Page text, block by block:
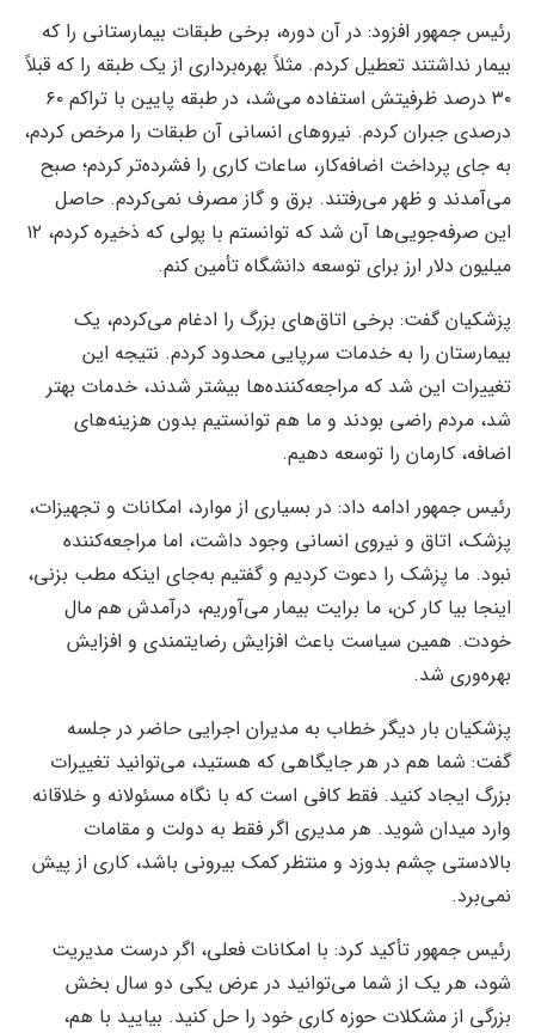
رئیس جمهور افزود: در آن دوره، برخی طبقات بیمارستانی را که
بیمار نداشتند تعطیل کردم. مثلاً بهره‌برداری از یک طبقه را که قبلاً
۳۰ درصد ظرفیتش استفاده می‌شد، در طبقه پایین با تراکم ۶۰
درصدی جبران کردم. نیروهای انسانی آن طبقات را مرخص کردم،
به جای پرداخت اضافه‌کار، ساعات کاری را فشرده‌تر کردم؛ صبح
می‌آمدند و ظهر می‌رفتند. برق و گاز مصرف نمی‌کردم. حاصل
این صرفه‌جویی‌ها آن شد که توانستم با پولی که ذخیره کردم، ۱۲
میلیون دلار ارز برای توسعه دانشگاه تأمین کنم.
پزشکیان گفت: برخی اتاق‌های بزرگ را ادغام می‌کردم، یک
بیمارستان را به خدمات سرپایی محدود کردم. نتیجه این
تغییرات این شد که مراجعه‌کننده‌ها بیشتر شدند، خدمات بهتر
شد، مردم راضی بودند و ما هم توانستیم بدون هزینه‌های
اضافه، کارمان را توسعه دهیم.
رئیس جمهور ادامه داد: در بسیاری از موارد، امکانات و تجهیزات،
پزشک، اتاق و نیروی انسانی وجود داشت، اما مراجعه‌کننده
نبود. ما پزشک را دعوت کردیم و گفتیم به‌جای اینکه مطب بزنی،
اینجا بیا کار کن، ما برایت بیمار می‌آوریم، درآمدش هم مال
خودت. همین سیاست باعث افزایش رضایتمندی و افزایش
بهره‌وری شد.
پزشکیان بار دیگر خطاب به مدیران اجرایی حاضر در جلسه
گفت: شما هم در هر جایگاهی که هستید، می‌توانید تغییرات
بزرگ ایجاد کنید. فقط کافی است که با نگاه مسئولانه و خلاقانه
وارد میدان شوید. هر مدیری اگر فقط به دولت و مقامات
بالادستی چشم بدوزد و منتظر کمک بیرونی باشد، کاری از پیش
نمی‌برد.
رئیس جمهور تأکید کرد: با امکانات فعلی، اگر درست مدیریت
شود، هر یک از شما می‌توانید در عرض یکی دو سال بخش
بزرگی از مشکلات حوزه کاری خود را حل کنید. بیایید با هم،